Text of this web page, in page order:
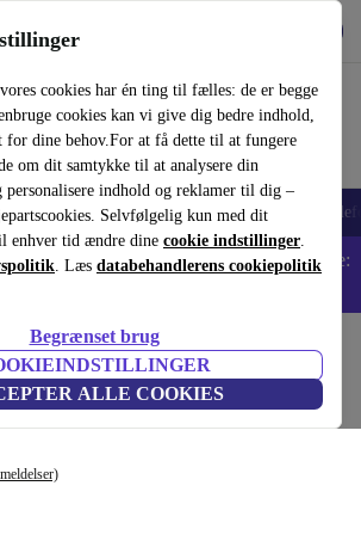
cookies har én ting til fælles: de er begge
cookies kan vi give dig bedre indhold,
for dine behov.For at få dette til at fungere
om dit samtykke til at analysere din
indhold og reklamer til dig –
Selvfølgelig kun med dit
enhver tid ændre dine cookie indstillinger.
. Læs databehandlerens cookiepolitik
Begrænset brug
ALLE COOKIES
og nemt
Tablets Smartwatches Tilbehør
MacBooks og bærbare computere - Kode:
Barnevogne & Klapvogne
(2023)